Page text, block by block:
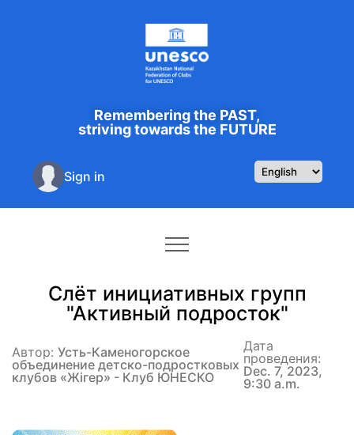
Remembering the PAST,
striving towards the FUTURE
Sign in
Слёт инициативных групп
"Активный подросток"
Автор: Усть-Каменогорское
объединение детско-подростковых
клубов «Жiгер» - Клуб ЮНЕСКО
Дата
проведения:
Dec. 7, 2023,
9:30 a.m.